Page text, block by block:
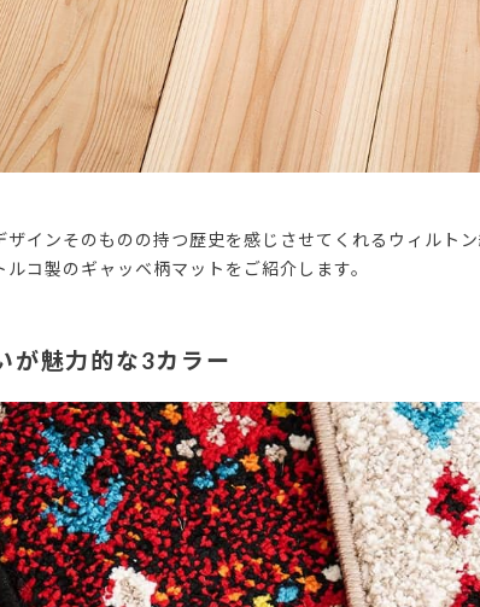
インそのものの持つ歴史を感じさせてくれるウィルト
コ製のギャッベ柄マットをご紹介します。
が魅力的な3カラー